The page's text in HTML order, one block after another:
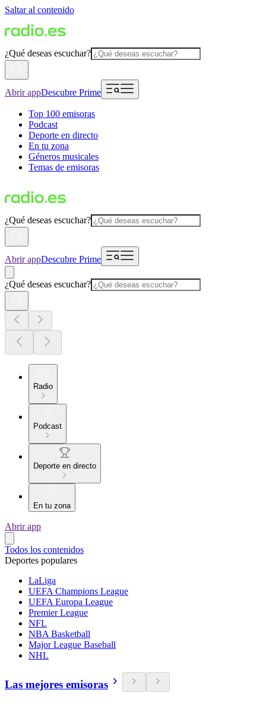
Saltar al contenido
¿Qué deseas escuchar?
Abrir appDescubre Prime
Top 100 emisoras
Podcast
Deporte en directo
En tu zona
Géneros musicales
Temas de emisoras
¿Qué deseas escuchar?
Abrir appDescubre Prime
¿Qué deseas escuchar?
Radio
Podcast
Deporte en directo
En tu zona
Abrir app
Todos los contenidos
Deportes populares
LaLiga
UEFA Champions League
UEFA Europa League
Premier League
NFL
NBA Basketball
Major League Baseball
NHL
Las mejores emisoras